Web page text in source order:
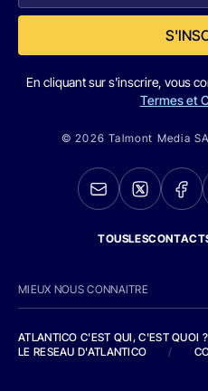
En cliquant sur s'inscrire, vous
Termes et
© 2026 Talmont Media
MIEUX NOUS CONNAITRE
ATLANTICO C'EST QUI, C'EST QUOI ?
LE RESEAU D'ATLANTICO
/